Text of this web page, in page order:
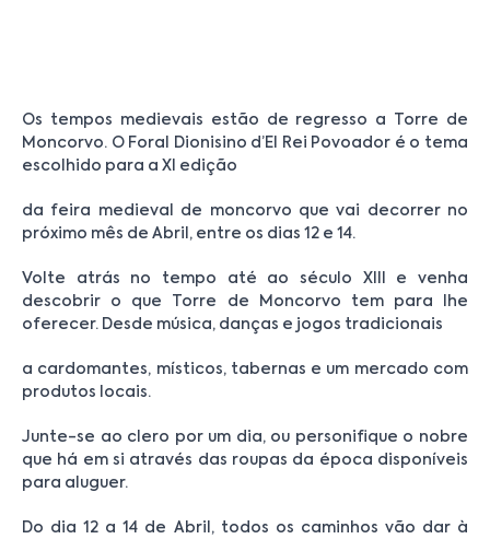
Os tempos medievais estão de regresso a Torre de
Moncorvo. O Foral Dionisino d’El Rei Povoador é o tema
escolhido para a XI edição
da feira medieval de moncorvo que vai decorrer no
próximo mês de Abril, entre os dias 12 e 14.
Volte atrás no tempo até ao século XIII e venha
descobrir o que Torre de Moncorvo tem para lhe
oferecer. Desde música, danças e jogos tradicionais
a cardomantes, místicos, tabernas e um mercado com
produtos locais.
Junte-se ao clero por um dia, ou personifique o nobre
que há em si através das roupas da época disponíveis
para aluguer.
Do dia 12 a 14 de Abril, todos os caminhos vão dar à